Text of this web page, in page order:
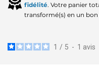
fidélité. Votre panier
transformé(s) en un
1 / 5 - 1 avis